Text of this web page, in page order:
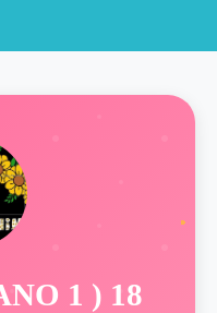
1 ) 18